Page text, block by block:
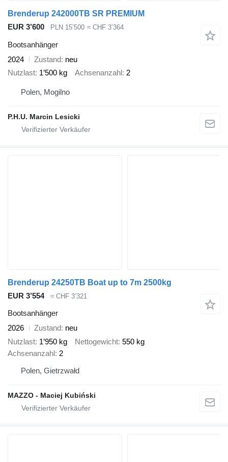
Brenderup 242000TB SR PREMIUM
EUR 3’600
PLN 15’500 ≈ CHF 3’364
Bootsanhänger
2024
Zustand neu
Nutzlast 1’500 kg Achsenanzahl 2
Polen, Mogilno
P.H.U. Marcin Lesicki
Brenderup 24250TB Boat up to 7m 2500kg
EUR 3’554
≈ CHF 3’321
Bootsanhänger
2026
Zustand neu
Nutzlast 1’950 kg Nettogewicht 550 kg
Achsenanzahl 2
Polen, Gietrzwałd
MAZZO - Maciej Kubiński